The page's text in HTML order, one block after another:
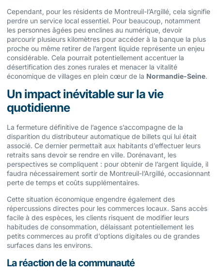
Cependant, pour les résidents de Montreuil-l’Argillé, cela signifie
perdre un service local essentiel. Pour beaucoup, notamment
les personnes âgées peu enclines au numérique, devoir
parcourir plusieurs kilomètres pour accéder à la banque la plus
proche ou même retirer de l’argent liquide représente un enjeu
considérable. Cela pourrait potentiellement accentuer la
désertification des zones rurales et menacer la vitalité
économique de villages en plein cœur de la Normandie-Seine.
Un impact inévitable sur la vie
quotidienne
La fermeture définitive de l’agence s’accompagne de la
disparition du distributeur automatique de billets qui lui était
associé. Ce dernier permettait aux habitants d’effectuer leurs
retraits sans devoir se rendre en ville. Dorénavant, les
perspectives se compliquent : pour obtenir de l’argent liquide, il
faudra nécessairement sortir de Montreuil-l’Argillé, occasionnant
perte de temps et coûts supplémentaires.
Cette situation économique engendre également des
répercussions directes pour les commerces locaux. Sans accès
facile à des espèces, les clients risquent de modifier leurs
habitudes de consommation, délaissant potentiellement les
petits commerces au profit d’options digitales ou de grandes
surfaces dans les environs.
La réaction de la communauté